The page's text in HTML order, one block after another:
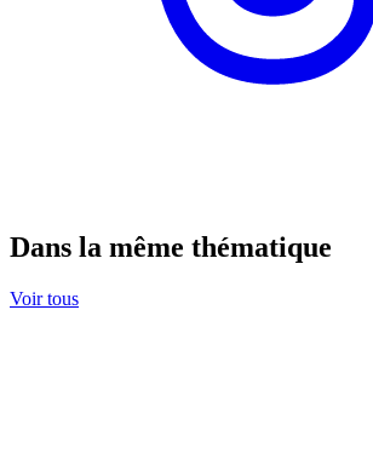
Dans la même thématique
Voir tous